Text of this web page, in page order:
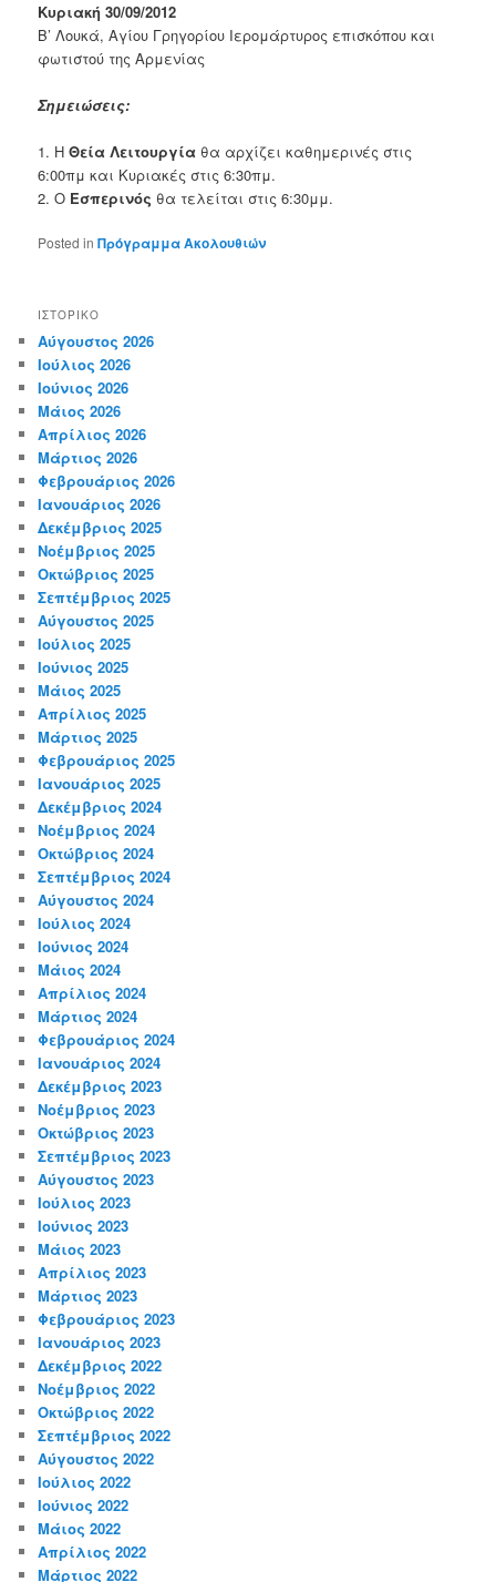
Κυριακή 30/09/2012
Β’ Λουκά, Αγίου Γρηγορίου Ιερομάρτυρος επισκόπου και
φωτιστού της Αρμενίας
Σημειώσεις:
1. ΗΘεία Λειτουργία θα αρχίζει καθημερινές στις
6:00πμ και Κυριακές στις 6:30πμ.
2. Ο Εσπερινός θα τελείται στις 6:30μμ.
Posted in Πρόγραμμα Ακολουθιών
ΙΣΤΟΡΙΚΌ
Αύγουστος 2026
Ιούλιος 2026
Ιούνιος 2026
Μάιος 2026
Απρίλιος 2026
Μάρτιος 2026
Φεβρουάριος 2026
Ιανουάριος 2026
Δεκέμβριος 2025
Νοέμβριος 2025
Οκτώβριος 2025
Σεπτέμβριος 2025
Αύγουστος 2025
Ιούλιος 2025
Ιούνιος 2025
Μάιος 2025
Απρίλιος 2025
Μάρτιος 2025
Φεβρουάριος 2025
Ιανουάριος 2025
Δεκέμβριος 2024
Νοέμβριος 2024
Οκτώβριος 2024
Σεπτέμβριος 2024
Αύγουστος 2024
Ιούλιος 2024
Ιούνιος 2024
Μάιος 2024
Απρίλιος 2024
Μάρτιος 2024
Φεβρουάριος 2024
Ιανουάριος 2024
Δεκέμβριος 2023
Νοέμβριος 2023
Οκτώβριος 2023
Σεπτέμβριος 2023
Αύγουστος 2023
Ιούλιος 2023
Ιούνιος 2023
Μάιος 2023
Απρίλιος 2023
Μάρτιος 2023
Φεβρουάριος 2023
Ιανουάριος 2023
Δεκέμβριος 2022
Νοέμβριος 2022
Οκτώβριος 2022
Σεπτέμβριος 2022
Αύγουστος 2022
Ιούλιος 2022
Ιούνιος 2022
Μάιος 2022
Απρίλιος 2022
Μάρτιος 2022